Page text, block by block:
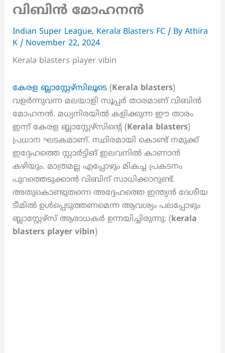
വിബിൻ മോഹനൻ
Indian Super League, Kerala Blasters FC/ By Athira
K / November 22, 2024
Kerala blasters player vibin
കേരള ബ്ലാസ്റ്റേഴ്സിലൂടെ(Kerala blasters)
വളർന്നുവന്ന മലയാളി സൂപ്പർ താരമാണ് വിബിൻ
മോഹനൻ. മധ്യനിരയിൽ കളിക്കുന്ന ഈ താരം
ഇന്ന് കേരള ബ്ലാസ്റ്റേഴ്സിന്റെ (Kerala blasters)
പ്രധാന ഘടകമാണ്. സ്ഥിരമായി കൊണ്ട് നമുക്ക്
ഇദ്ദേഹത്തെ സ്റ്റാർട്ടിങ് ഇലവനിൽ കാണാൻ
കഴിയും. മാത്രമല്ല എപ്പോഴും മികച്ച പ്രകടനം
പുറത്തെടുക്കാൻ വിബിന് സാധിക്കാറുണ്ട്.
അതുകൊണ്ടുതന്നെ അദ്ദേഹത്തെ ഇന്ത്യൻ ദേശീയ
ടീമിൽ ഉൾപ്പെടുത്തണമെന്ന ആവശ്യം പലപ്പോഴും
ബ്ലാസ്റ്റേഴ്സ് ആരാധകർ ഉന്നയിച്ചിരുന്നു. (kerala
blasters player vibin)